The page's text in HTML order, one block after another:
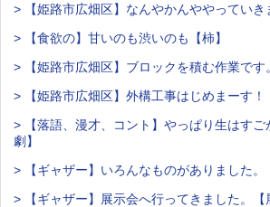
> 【姫路市広畑区】なんやかんややっていき
> 【食欲の】甘いのも渋いのも【柿】
> 【姫路市広畑区】ブロックを積む作業です
> 【姫路市広畑区】外構工事はじめまーす！
> 【落語、漫才、コント】やっぱり生はす
劇】
> 【ギャザー】いろんなものがありました。
> 【ギャザー】展示会へ行ってきました。【